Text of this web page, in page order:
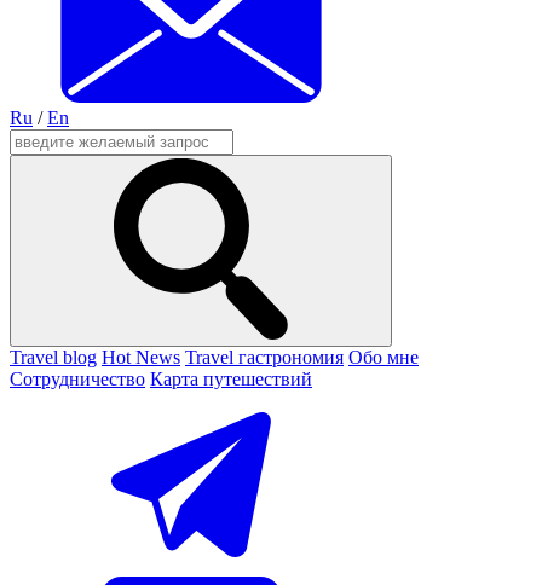
Ru /En
Travel blog Hot News Travel гастрономия Обо мне
Сотрудничество Карта путешествий